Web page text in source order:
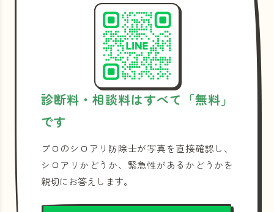
診断料・相談料はすべて「無料」
です
プロのシロアリ防除士が写真を直接確認し、
シロアリかどうか、緊急性があるかどうかを
親切にお答えします。